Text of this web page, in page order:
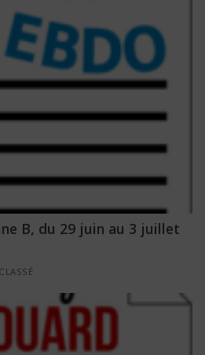
B, du 29 juin au 3 juillet